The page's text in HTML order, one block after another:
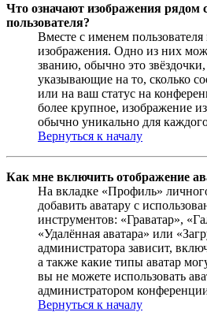
Что означают изображения рядом
пользователя?
Вместе с именем пользователя
изображения. Одно из них
званию, обычно это
указывающие на то, сколько
или на ваш статус на
более крупное, изображение
обычно уникально для
Вернуться к началу
Как мне включить отображение
На вкладке «Профиль»
добавить аватару с
инструментов: «Граватар»,
«Удалённая аватара» или
администратора зависит,
а также какие типы аватар
вы не можете использовать
администратором
Вернуться к началу